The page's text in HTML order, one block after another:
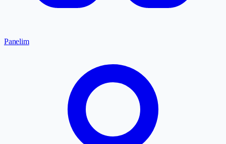
Panelim